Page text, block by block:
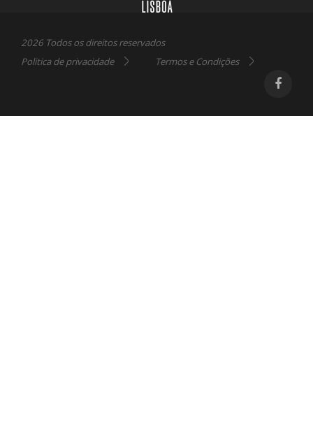
2026 Todos os direitos reservados
Politica de privacidade
Termos e Condições